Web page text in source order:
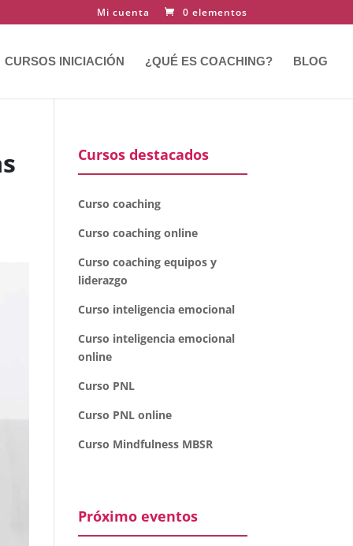
Mi cuenta 0 elementos
CURSOS INICIACIÓN ¿QUÉ ES COACHING? BLOG
Cursos destacados
Curso coaching
Curso coaching online
Curso coaching equipos y
liderazgo
Curso inteligencia emocional
Curso inteligencia emocional
online
Curso PNL
Curso PNL online
Curso Mindfulness MBSR
Próximo eventos